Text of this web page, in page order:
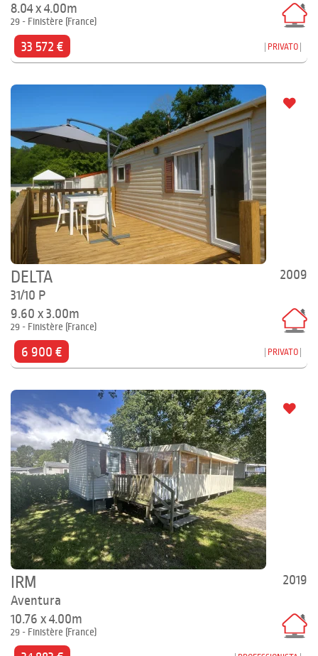
8.04 x 4.00m
29 - Finistère (France)
33 572 € PRIVATO
2009
DELTA
31/10 P
9.60 x 3.00m
29 - Finistère (France)
6 900 € PRIVATO
2019
IRM
Aventura
10.76 x 4.00m
29 - Finistère (France)